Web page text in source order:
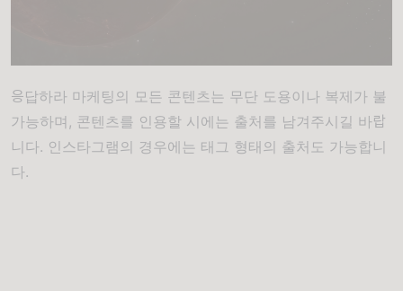
응답하라 마케팅의 모든 콘텐츠는 무단 도용이나 복제가 불
가능하며, 콘텐츠를 인용할 시에는 출처를 남겨주시길 바랍
니다. 인스타그램의 경우에는 태그 형태의 출처도 가능합니
다.